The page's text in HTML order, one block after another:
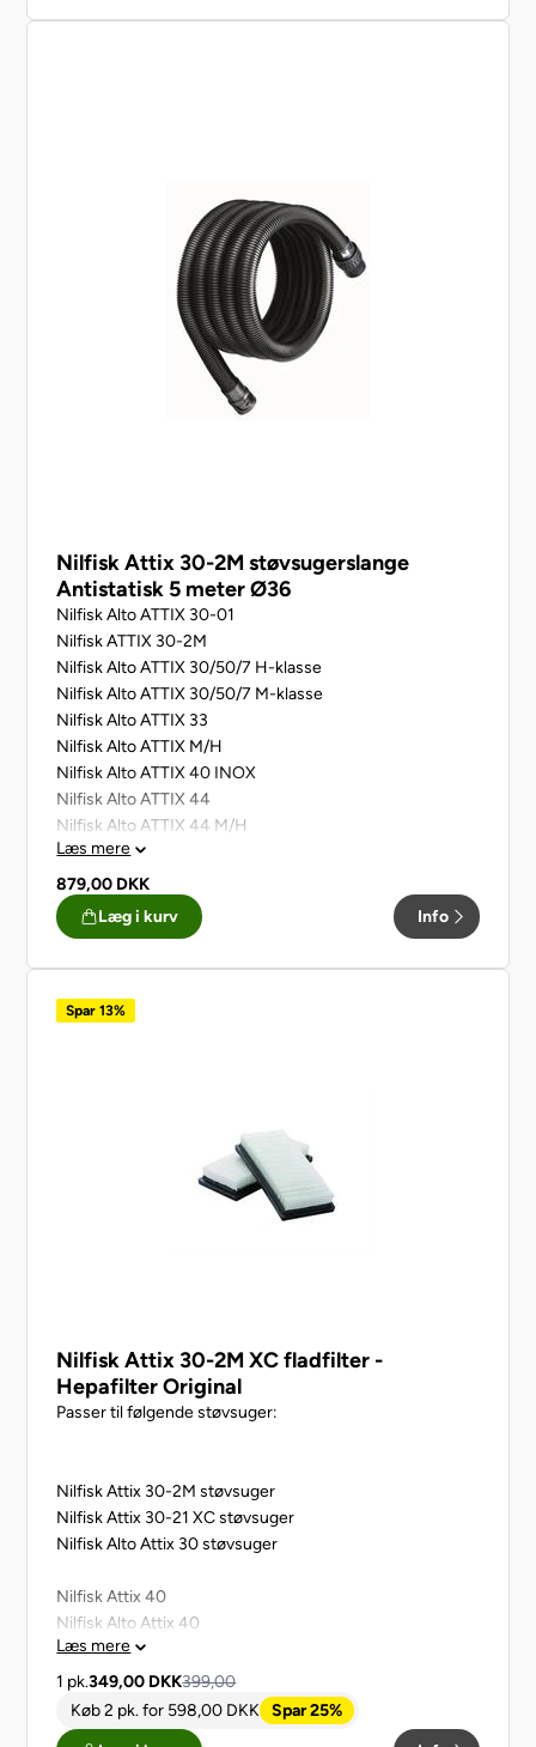
ATTIX 965-OH/M SD XC
ATTIX 965-21 SD XC
Nilfisk Attix 30-2M støvsugerslange
Antistatisk 5 meter Ø36
Nilfisk Alto ATTIX 30-01
​​​​​​​Nilfisk ATTIX 30-2M
Nilfisk Alto ATTIX 30/50/7 H-klasse
Nilfisk Alto ATTIX 30/50/7 M-klasse
Nilfisk Alto ATTIX 33
Nilfisk Alto ATTIX M/H
Nilfisk Alto ATTIX 40 INOX
Nilfisk Alto ATTIX 44
Nilfisk Alto ATTIX 44 M/H
Nilfisk Alto ATTIX 50
Nilfisk Alto ATTIX 560-21 XC
Nilfisk Alto ATTIX 7
Læs mere
879,00 DKK
Læg i kurv
Info
Spar 13%
Nilfisk Attix 30-2M XC fladfilter -
Hepafilter Original
Passer til følgende støvsuger:
Nilfisk Attix 30-2M støvsuger
Nilfisk Attix 30-21 XC støvsuger
Nilfisk Alto Attix 30 støvsuger
Nilfisk Attix 40
Nilfisk Alto Attix 40
Nilfisk Attix 50
Nilfisk Alto Attix 50
Læs mere
1 pk.349,00 DKK399,00
Køb 2 pk.for 598,00 DKK Spar 25%